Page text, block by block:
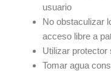
usuario
No obstaculizar
acceso libre a
Utilizar protector
Tomar agua